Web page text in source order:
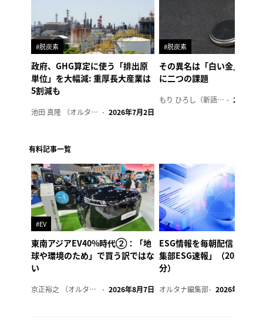
#脱炭素
政府、GHG算定に使う「排出原
単位」を大幅減: 重厚長大産業は
5割減も
池田 真隆 （オルタナ輪番編集長） 2026年7月2日
#脱炭素
その異名は「白い金」、リ
に二つの課題
もり ひろし（新語ウォッチャー） 2023年7
有料記事一覧
#EV
東南アジアEV40%時代②：「地
球や環境のため」で買う訳ではな
い
京正裕之 （オルタナ副編集長） 2026年8月7日
ESG情報を毎朝配信「オル
集部ESG速報」（2026年8
分）
オルタナ編集部 2026年8月7日